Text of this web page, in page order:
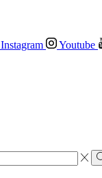
Instagram Youtube